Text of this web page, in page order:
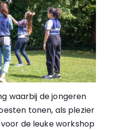
waarbij de jongeren
tonen, als plezier
de leuke workshop